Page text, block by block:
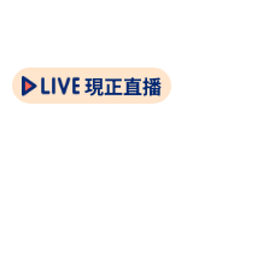
現正直播